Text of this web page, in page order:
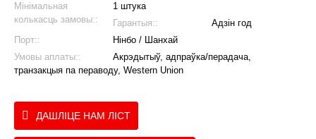
Мінімальная
колькасць замовы::
1 штука
Гарантыя::
Адзін год
Порт::
Нінбо / Шанхай
Умовы аплаты::
Акрэдытыў, адпраўка/перадача,
транзакцыя па пераводу, Western Union
ДАШЛІЦЕ НАМ ЛІСТ